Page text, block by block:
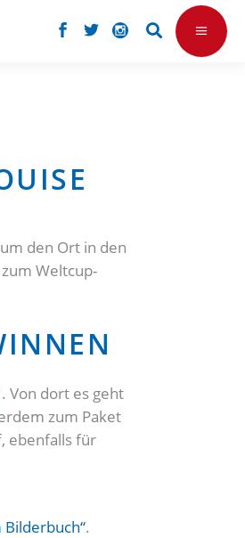
den Ort in den
Weltcup-
. Von dort es geht
zum Paket
ebenfalls für
Bilderbuch“.